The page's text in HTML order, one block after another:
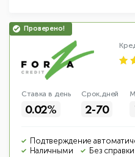
Ставка в день
0.02%
Срок,дней
2-70
Подтверждение
Наличными
Без